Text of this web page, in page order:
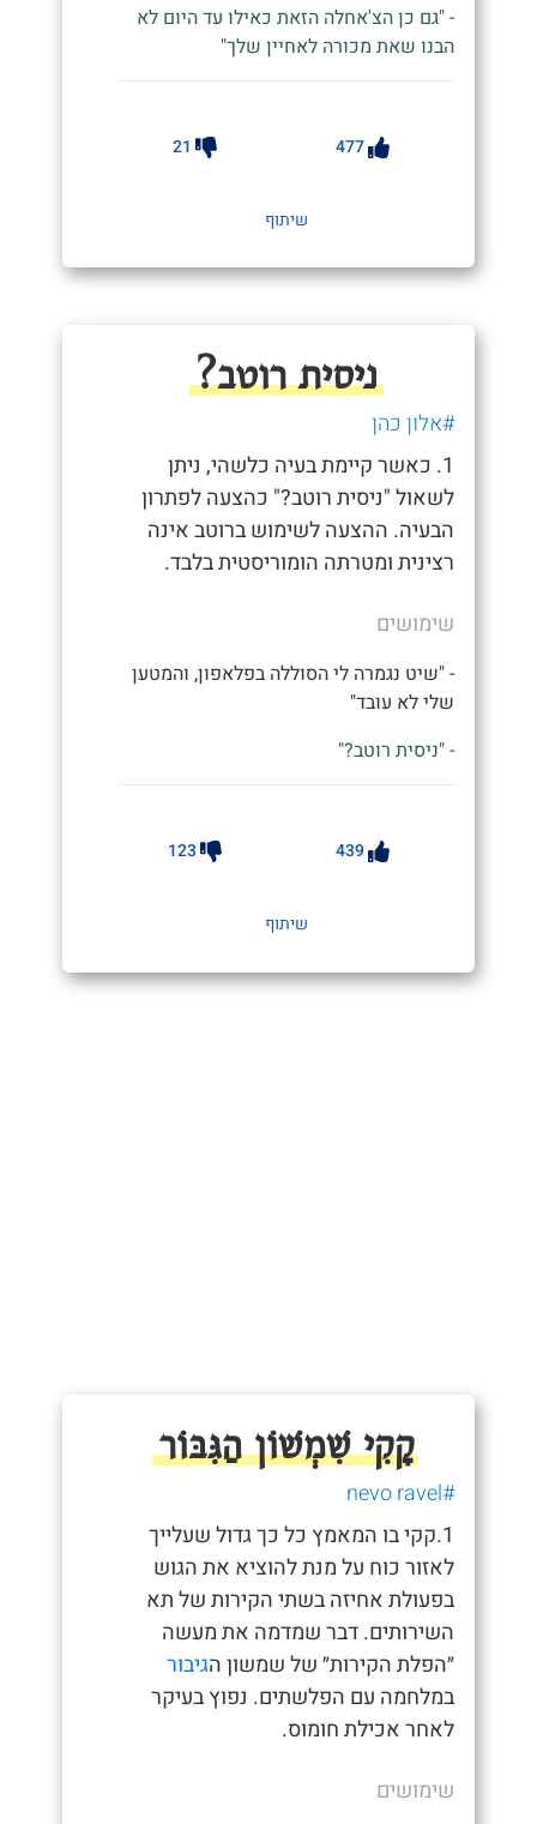
- "גם כן הצ'אחלה הזאת כאילו עד היום לא
הבנו שאת מכורה לאחיין שלך"
477
21
שיתוף
ניסית רוטב?
#אלון כהן
1. כאשר קיימת בעיה כלשהי, ניתן
לשאול "ניסית רוטב?" כהצעה לפתרון
הבעיה. ההצעה לשימוש ברוטב אינה
רצינית ומטרתה הומוריסטית בלבד.
שימושים
- "שיט נגמרה לי הסוללה בפלאפון, והמטען
שלי לא עובד"
- "ניסית רוטב?"
439
123
שיתוף
קָקִי שִׁמְשׁוֹן הַגִּבּוֹר
#nevo ravel
1.קקי בו המאמץ כל כך גדול שעלייך
לאזור כוח על מנת להוציא את הגוש
בפעולת אחיזה בשתי הקירות של תא
השירותים. דבר שמדמה את מעשה
״הפלת הקירות״ של שמשון הגיבור
במלחמה עם הפלשתים. נפוץ בעיקר
לאחר אכילת חומוס.
שימושים